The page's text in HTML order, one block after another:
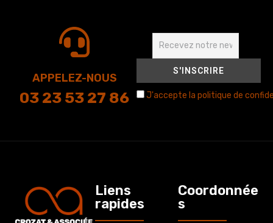
APPELEZ-NOUS
03 23 53 27 86 J'accepte la politique de
Liens
rapides
Coordonnée
s